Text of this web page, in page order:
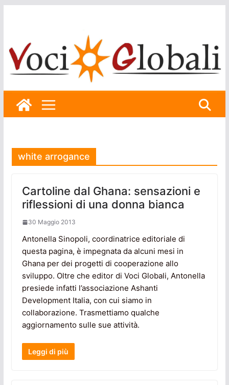
white arrogance
Cartoline dal Ghana: sensazioni e
riflessioni di una donna bianca
30 Maggio 2013
Antonella Sinopoli, coordinatrice editoriale di
questa pagina, è impegnata da alcuni mesi in
Ghana per dei progetti di cooperazione allo
sviluppo. Oltre che editor di Voci Globali, Antonella
presiede infatti l’associazione Ashanti
Development Italia, con cui siamo in
collaborazione. Trasmettiamo qualche
aggiornamento sulle sue attività.
Leggi di più